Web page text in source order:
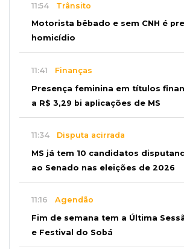
11:54 Trânsito
Motorista bêbado e sem CNH é
homicídio
11:41 Finanças
Presença feminina em títulos
a R$ 3,29 bi aplicações de MS
11:34 Disputa acirrada
MS já tem 10 candidatos
ao Senado nas eleições de 2026
11:16 Agendão
Fim de semana tem a Última
e Festival do Sobá